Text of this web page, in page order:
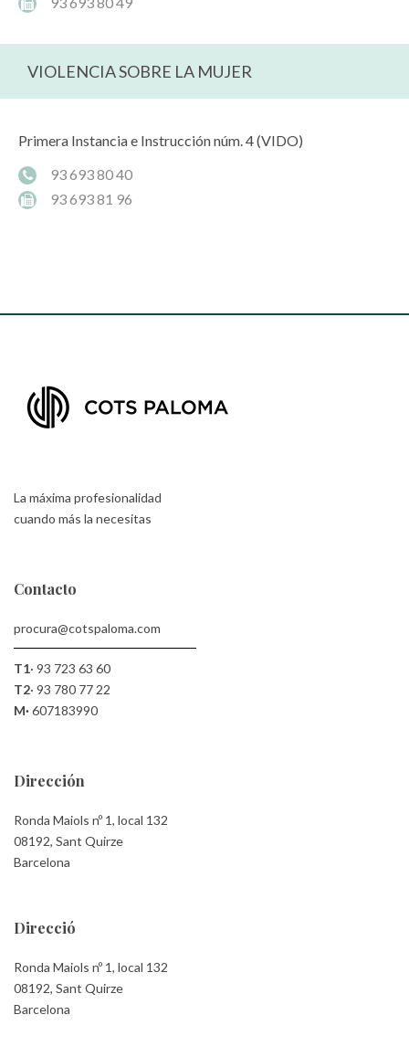
VIOLENCIA SOBRE LA MUJER
Primera Instancia e Instrucción núm. 4 (VIDO)
93 693 80 40
93 693 81 96
La máxima profesionalidad
cuando más la necesitas
Contacto
procura@cotspaloma.com
T1· 93 723 63 60
T2· 93 780 77 22
M·607183990
Dirección
Ronda Maiols nº 1, local 132
08192, Sant Quirze
Barcelona
Direcció
Ronda Maiols nº 1, local 132
08192, Sant Quirze
Barcelona